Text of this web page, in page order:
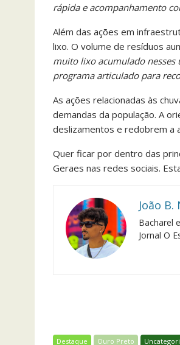
rápida e acompanhamento
Além das ações em
lixo. O volume de resíduos
muito lixo acumulado nesses
programa articulado para
As ações relacionadas às
demandas da população. A
deslizamentos e redobrem a
Quer ficar por dentro das
Geraes nas redes sociais.
João B.
Bacharel
Jornal O
Destaque Ouro Preto